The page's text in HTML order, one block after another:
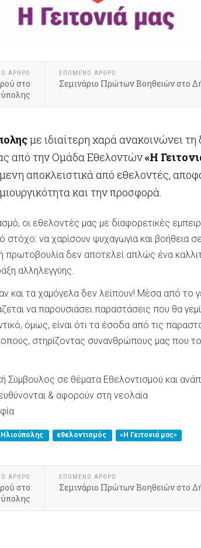
ΑΡΘΡΟ
στο
ΕΠΟΜΕΝΟ ΑΡΘΡΟ
Σεμινάριο Πρώτων Βοηθειών στο
με ιδιαίτερη χαρά ανακοινώνει τη
από την Ομάδα Εθελοντών«Η
αποκλειστικά από εθελοντές,
και την προσφορά.
οι εθελοντές μας με διαφορετικές
στόχο: να χαρίσουν ψυχαγωγία και βοήθεια
πρωτοβουλία δεν αποτελεί απλώς ένα
αλληλεγγύης.
και τα χαμόγελα δεν λείπουν! Μέσα από το
να παρουσιάσει παραστάσεις που θα
όμως, είναι ότι τα έσοδα από τις
στηρίζοντας συνανθρώπους μας που
Σύμβουλος σε θέματα Εθελοντισμού και
& αφορούν στη νεολαία
εθελοντισμός «Η Γειτονιά μας»
ΑΡΘΡΟ
στο
ΕΠΟΜΕΝΟ ΑΡΘΡΟ
Σεμινάριο Πρώτων Βοηθειών στο